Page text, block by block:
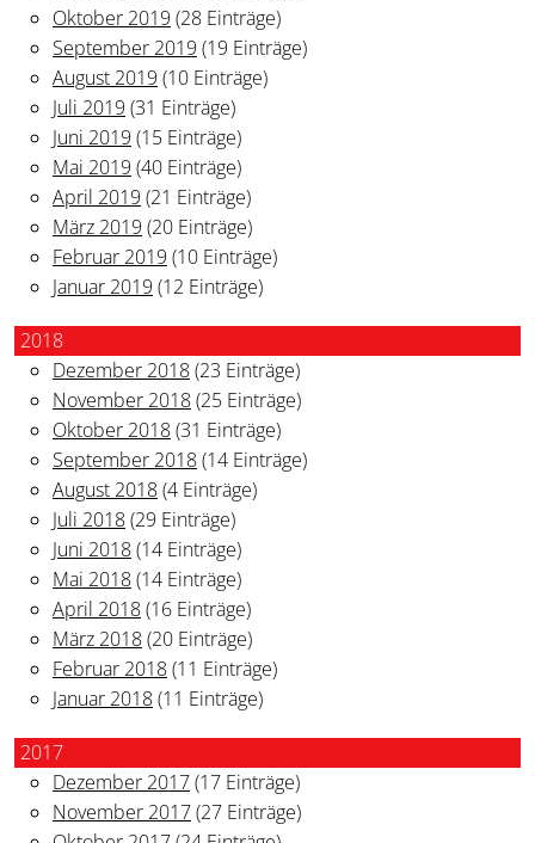
Oktober 2019 (28 Einträge)
September 2019 (19 Einträge)
August 2019 (10 Einträge)
Juli 2019 (31 Einträge)
Juni 2019 (15 Einträge)
Mai 2019 (40 Einträge)
April 2019 (21 Einträge)
März 2019 (20 Einträge)
Februar 2019 (10 Einträge)
Januar 2019 (12 Einträge)
2018
Dezember 2018(23 Einträge)
November 2018(25 Einträge)
Oktober 2018(31 Einträge)
September 2018(14 Einträge)
August 2018(4 Einträge)
Juli 2018(29 Einträge)
Juni 2018(14 Einträge)
Mai 2018(14 Einträge)
April 2018(16 Einträge)
März 2018(20 Einträge)
Februar 2018(11 Einträge)
Januar 2018(11 Einträge)
2017
Dezember 2017(17 Einträge)
November 2017(27 Einträge)